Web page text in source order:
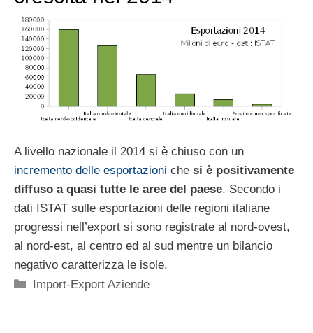
A livello nazionale il 2014 si è chiuso con un
incremento delle esportazioni che si è positivamente
diffuso a quasi tutte le aree del paese. Secondo i
dati ISTAT sulle esportazioni delle regioni italiane
progressi nell’export si sono registrate al nord-ovest,
al nord-est, al centro ed al sud mentre un bilancio
negativo caratterizza le isole.
Categorie
Import-Export Aziende